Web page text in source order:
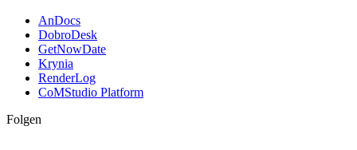
AnDocs
DobroDesk
GetNowDate
Krynia
RenderLog
CoMStudio Platform
Folgen